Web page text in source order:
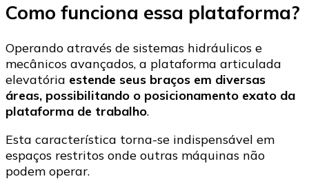
Como funciona essa plataforma?
Operando através de sistemas hidráulicos e
mecânicos avançados, a plataforma articulada
elevatória estende seus braços em diversas
áreas, possibilitando o posicionamento exato da
plataforma de trabalho.
Esta característica torna-se indispensável em
espaços restritos onde outras máquinas não
podem operar.